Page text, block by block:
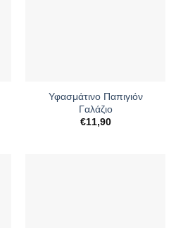
Υφασμάτινο Παπιγιόν
Γαλάζιο
€11,90